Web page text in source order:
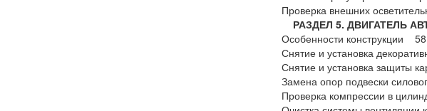
Проверка внешних
РАЗДЕЛ 5. ДВИГАТЕЛЬ
Особенности конструкции 58
Снятие и установка
Снятие и установка защиты
Замена опор подвески
Проверка компрессии в